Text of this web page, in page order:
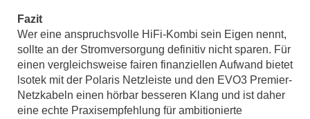
Fazit
Wer eine anspruchsvolle HiFi-Kombi sein Eigen nennt,
sollte an der Stromversorgung definitiv nicht sparen. Für
einen vergleichsweise fairen finanziellen Aufwand bietet
lsotek mit der Polaris Netzleiste und den EVO3 Premier-
Netzkabeln einen hörbar besseren Klang und ist daher
eine echte Praxisempfehlung für ambitionierte